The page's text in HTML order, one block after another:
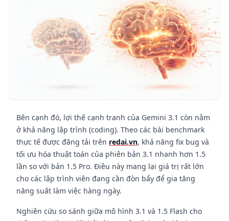
Bên cạnh đó, lợi thế cạnh tranh của Gemini 3.1 còn nằm
ở khả năng lập trình (coding). Theo các bài benchmark
thực tế được đăng tải trên redai.vn, khả năng fix bug và
tối ưu hóa thuật toán của phiên bản 3.1 nhanh hơn 1.5
lần so với bản 1.5 Pro. Điều này mang lại giá trị rất lớn
cho các lập trình viên đang cần đòn bẩy để gia tăng
năng suất làm việc hàng ngày.
Nghiên cứu so sánh giữa mô hình 3.1 và 1.5 Flash cho